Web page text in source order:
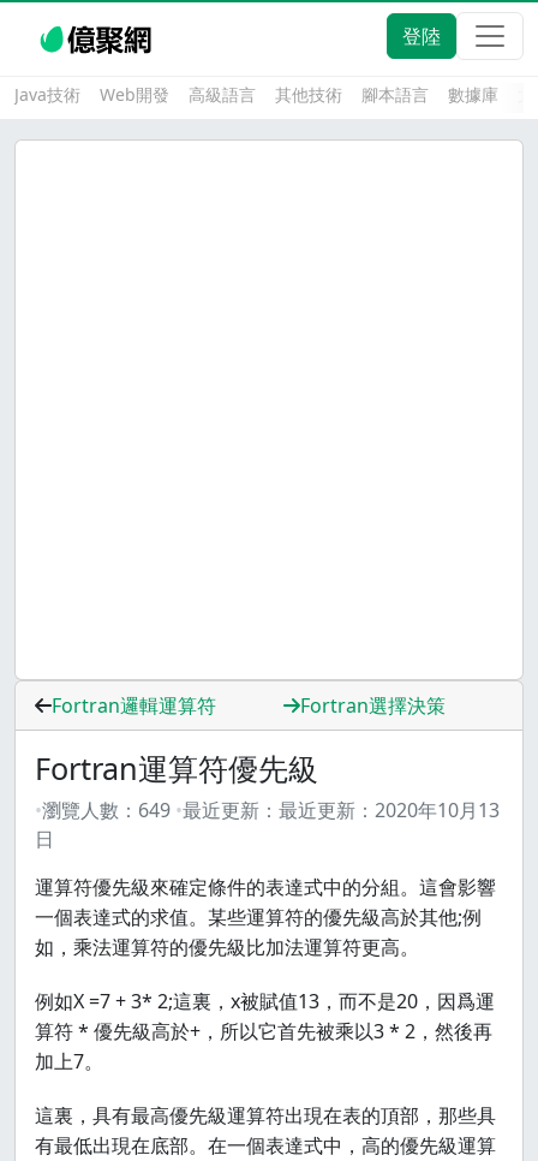
登陸
Java技術 Web開發 高級語言 其他技術 腳本語言 數據庫
Fortran邏輯運算符 Fortran選擇決策
Fortran運算符優先級
瀏覽人數： 649 最近更新： 最近更新： 2020年10月13
日
運算符優先級來確定條件的表達式中的分組。這會影響
一個表達式的求值。某些運算符的優先級高於其他;例
如，乘法運算符的優先級比加法運算符更高。
例如X =7 + 3* 2;這裏，x被賦值13，而不是20，因爲運
算符 * 優先級高於+，所以它首先被乘以3 * 2，然後再
加上7。
這裏，具有最高優先級運算符出現在表的頂部，那些具
有最低出現在底部。在一個表達式中，高的優先級運算